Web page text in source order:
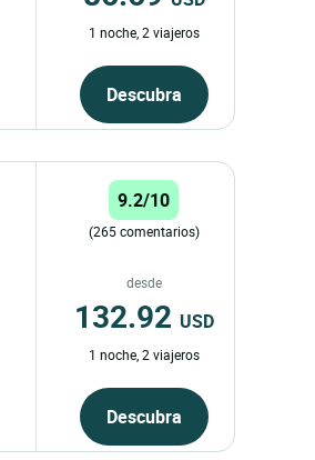
1 noche, 2 viajeros
Descubra
9.2/10
(265 comentarios)
desde
132.92 USD
1 noche, 2 viajeros
Descubra